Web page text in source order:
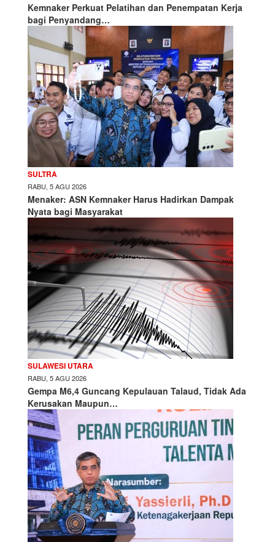
Kemnaker Perkuat Pelatihan dan Penempatan Kerja
bagi Penyandang…
SULTRA
RABU, 5 AGU 2026
Menaker: ASN Kemnaker Harus Hadirkan Dampak
Nyata bagi Masyarakat
SULAWESI UTARA
RABU, 5 AGU 2026
Gempa M6,4 Guncang Kepulauan Talaud, Tidak Ada
Kerusakan Maupun…